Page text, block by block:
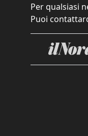
Per qualsiasi
Puoi